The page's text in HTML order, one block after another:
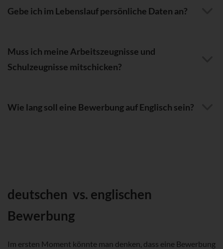
Gebe ich im Lebenslauf persönliche Daten an?
Muss ich meine Arbeitszeugnisse und
Schulzeugnisse mitschicken?
Wie lang soll eine Bewerbung auf Englisch sein?
deutschen vs. englischen
Bewerbung
Im ersten Moment könnte man denken, dass eine Bewerbung